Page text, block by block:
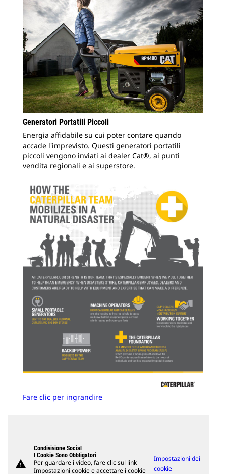
Generatori Portatili Piccoli
Energia affidabile su cui poter contare quando
accade l'imprevisto. Questi generatori portatili
piccoli vengono inviati ai dealer Cat®, ai punti
vendita regionali e ai superstore.
Fare clic per ingrandire
warning
Condivisione Social
I Cookie Sono Obbligatori
Per guardare i video, fare clic sul link
Impostazioni cookie e accettare i cookie
Impostazioni dei
cookie